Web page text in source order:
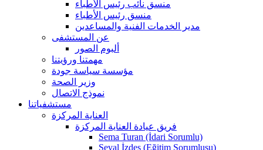
منسق نائب رئيس الأطباء
منسق رئيس الأطباء
مدير الخدمات الفنية والمساعدين
عن المستشفى
ألبوم الصور
مهمتنا ورؤيتنا
مؤسسة سياسة جودة
وزير الصحة
نموذج الاتصال
مستشفياتنا
العناية المركزة
فريق عيادة العناية المركزة
Sema Turan (İdari Sorumlu)
Seval İzdeş (Eğitim Sorumlusu)